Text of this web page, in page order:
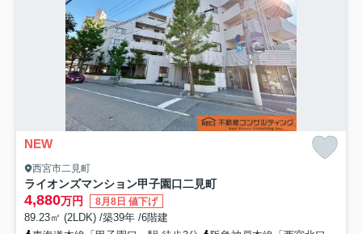
NEW
西宮市二見町
ライオンズマンション甲子園口二見町
4,880万円 8月8日 値下げ
89.23㎡ (2LDK) /築39年 /6階建